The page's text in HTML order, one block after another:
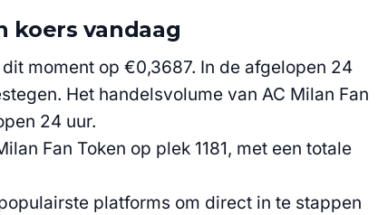
koers vandaag
moment op €0,3687. In de afgelopen 24
Het handelsvolume van AC Milan Fan
24 uur.
Fan Token op plek 1181, met een totale
platforms om direct in te stappen